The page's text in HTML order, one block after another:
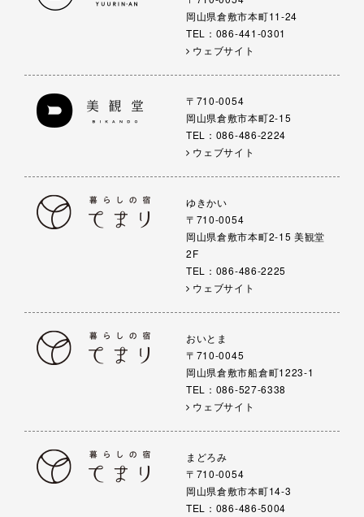
岡山県倉敷市本町11-24
TEL：086-441-0301
ウェブサイト
〒710-0054
岡山県倉敷市本町2-15
TEL：086-486-2224
ウェブサイト
ゆきかい
〒710-0054
岡山県倉敷市本町2-15 美観堂
2F
TEL：086-486-2225
ウェブサイト
おいとま
〒710-0045
岡山県倉敷市船倉町1223-1
TEL：086-527-6338
ウェブサイト
まどろみ
〒710-0054
岡山県倉敷市本町14-3
TEL：086-486-5004